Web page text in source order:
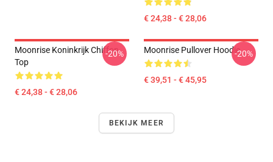
€ 24,38 - € 28,06
Moonrise Koninkrijk Chiffon
Top
€ 24,38 - € 28,06
-20% Moonrise Pullover Hoodie
€ 39,51 - € 45,95
-20%
BEKIJK MEER